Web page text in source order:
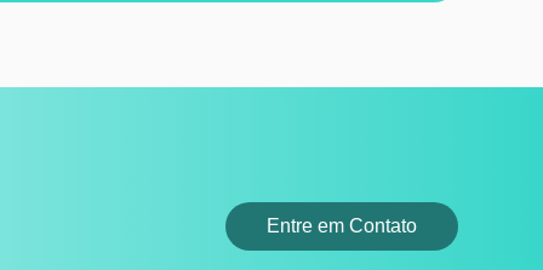
Entre em Contato